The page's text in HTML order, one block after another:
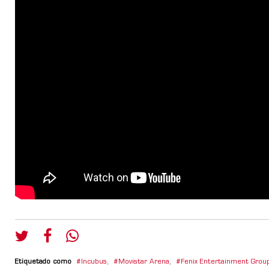
Etiquetado como Incubus, Movistar Arena, Fenix Entertainment